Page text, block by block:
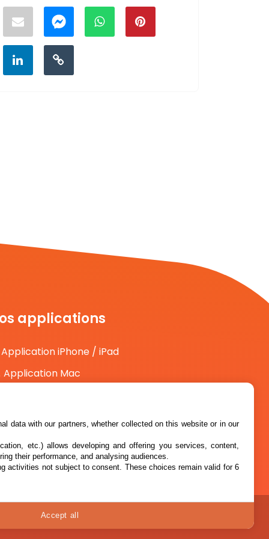
applications
Application iPhone / iPad
Application Mac
data with our partners, whether collected on this website or in our
etc.) allows developing and offering you services, content,
their performance, and analysing audiences.
activities not subject to consent. These choices remain valid for 6
Accept all